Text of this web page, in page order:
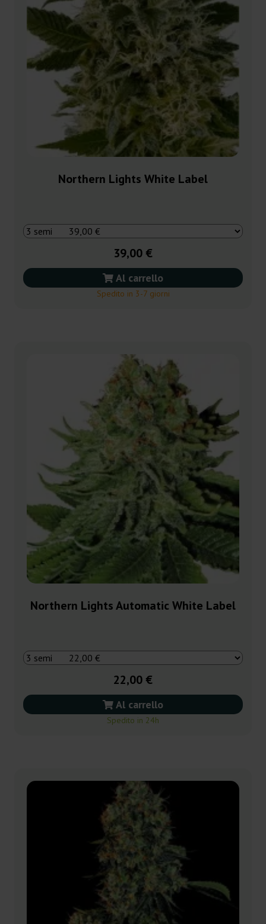
Northern Lights White Label
39,00 €
Al carrello
Spedito in 3-7 giorni
Northern Lights Automatic White Label
22,00 €
Al carrello
Spedito in 24h